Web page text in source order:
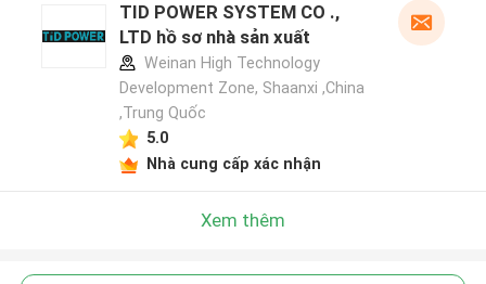
TID POWER SYSTEM CO .,
LTD hồ sơ nhà sản xuất
Weinan High Technology
Development Zone, Shaanxi ,China
,Trung Quốc
5.0
Nhà cung cấp xác nhận
Xem thêm